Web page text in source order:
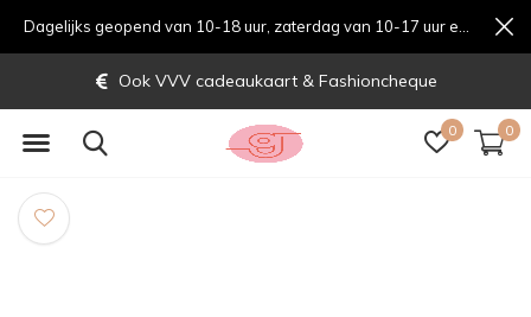
0 0
Ook VVV cadeaukaart & Fashioncheque